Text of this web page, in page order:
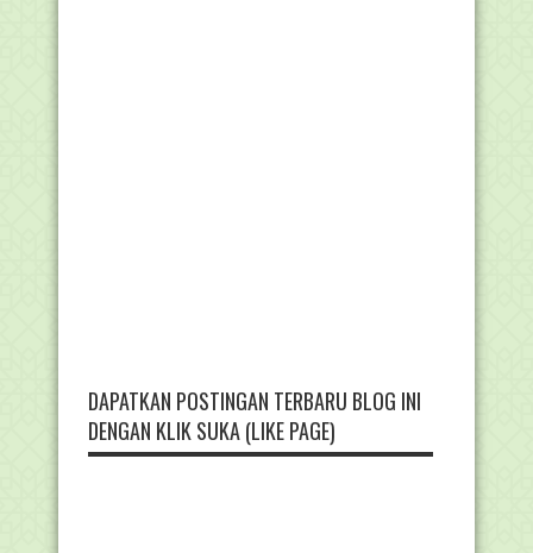
DAPATKAN POSTINGAN TERBARU BLOG INI
DENGAN KLIK SUKA (LIKE PAGE)